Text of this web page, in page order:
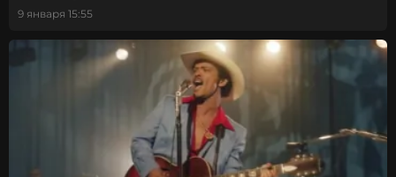
9 января 15:55